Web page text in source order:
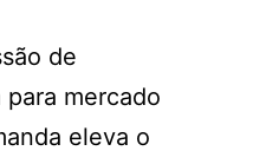
de
mercado
eleva o